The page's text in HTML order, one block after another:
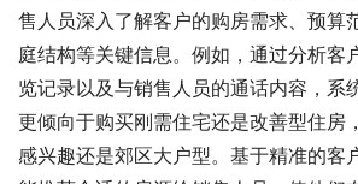
售人员深入了解客户的购房需求、预算
庭结构等关键信息。例如，通过分析客
览记录以及与销售人员的通话内容，系
更倾向于购买刚需住宅还是改善型住房
感兴趣还是郊区大户型。基于精准的客